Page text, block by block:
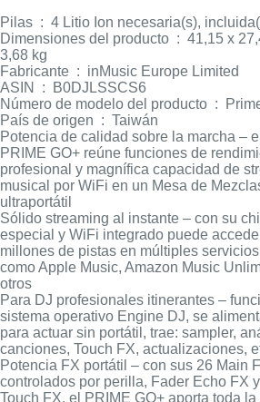
Pilas ‏ : ‎ 4 Litio Ion necesaria(s),
Dimensiones del producto ‏ : ‎ 41,15 x 27,43 x 5,33 cm;
3,68 kg
Fabricante ‏ : ‎ inMusic Europe Limited
ASIN ‏ : ‎ B0DJLSSCS6
Número de modelo del
País de origen ‏ : ‎ Taiwán
Potencia de calidad sobre la marcha –
PRIME GO+ reúne funciones de
profesional y magnífica capacidad de
musical por WiFi en un Mesa de
ultraportátil
Sólido streaming al instante – con su
especial y WiFi integrado puede
millones de pistas en múltiples
como Apple Music, Amazon Music
otros
Para DJ profesionales itinerantes –
sistema operativo Engine DJ, se
para actuar sin portátil, trae: sampler,
canciones, Touch FX, actualizaciones,
Potencia FX portátil – con sus 26 Main
controlados por perilla, Fader Echo FX
Touch FX, el PRIME GO+ aporta toda